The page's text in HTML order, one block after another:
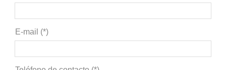
E-mail (*)